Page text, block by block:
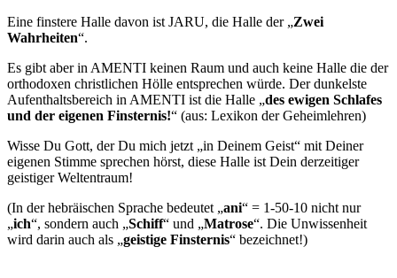
Eine finstere Halle davon ist JARU, die Halle der „Zwei
Wahrheiten“.
Es gibt aber in AMENTI keinen Raum und auch keine Halle die der
orthodoxen christlichen Hölle entsprechen würde. Der dunkelste
Aufenthaltsbereich in AMENTI ist die Halle „des ewigen Schlafes
und der eigenen Finsternis!“ (aus: Lexikon der Geheimlehren)
Wisse Du Gott, der Du mich jetzt „in Deinem Geist“ mit Deiner
eigenen Stimme sprechen hörst, diese Halle ist Dein derzeitiger
geistiger Weltentraum!
(In der hebräischen Sprache bedeutet „ani“ = 1-50-10 nicht nur
„ich“, sondern auch „Schiff“ und „Matrose“. Die Unwissenheit
wird darin auch als „geistige Finsternis“ bezeichnet!)